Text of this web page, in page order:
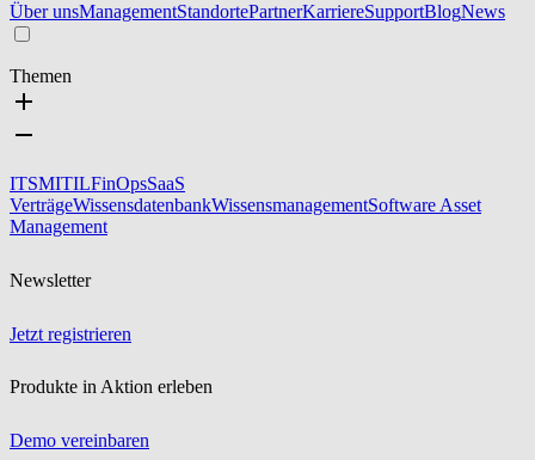
Über unsManagementStandortePartnerKarriereSupportBlogNews
Themen
ITSMITILFinOpsSaaS
VerträgeWissensdatenbankWissensmanagementSoftware Asset
Management
Newsletter
Jetzt registrieren
Produkte in Aktion erleben
Demo vereinbaren